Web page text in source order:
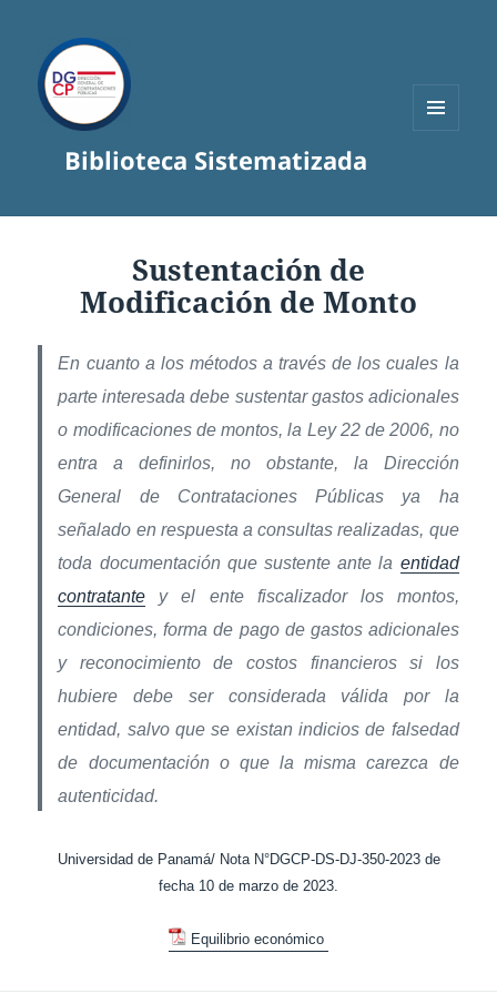
Biblioteca Sistematizada
Sustentación de
Modificación de Monto
En cuanto a los métodos a través de los cuales la
parte interesada debe sustentar gastos adicionales
o modificaciones de montos, la Ley 22 de 2006, no
entra a definirlos, no obstante, la Dirección
General de Contrataciones Públicas ya ha
señalado en respuesta a consultas realizadas, que
toda documentación que sustente ante la entidad
contratante y el ente fiscalizador los montos,
condiciones, forma de pago de gastos adicionales
y reconocimiento de costos financieros si los
hubiere debe ser considerada válida por la
entidad, salvo que se existan indicios de falsedad
de documentación o que la misma carezca de
autenticidad.
Universidad de Panamá/ Nota N°DGCP-DS-DJ-350-2023 de
fecha 10 de marzo de 2023.
Equilibrio económico